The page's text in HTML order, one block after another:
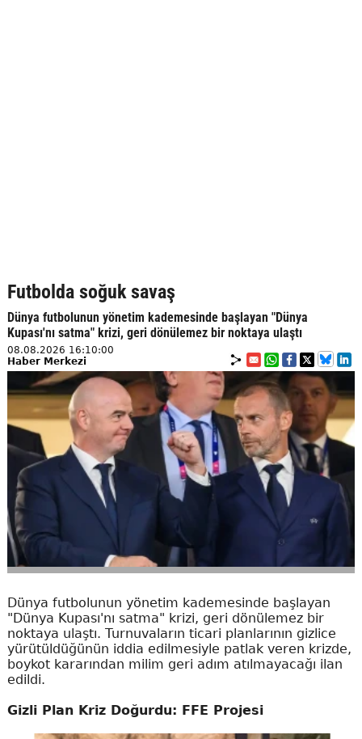
Futbolda soğuk savaş
Dünya futbolunun yönetim kademesinde başlayan "Dünya
Kupası'nı satma" krizi, geri dönülemez bir noktaya ulaştı
08.08.2026 16:10:00
Haber Merkezi
Dünya futbolunun yönetim kademesinde başlayan
"Dünya Kupası'nı satma" krizi, geri dönülemez bir
noktaya ulaştı. Turnuvaların ticari planlarının gizlice
yürütüldüğünün iddia edilmesiyle patlak veren krizde,
boykot kararından milim geri adım atılmayacağı ilan
edildi.
Gizli Plan Kriz Doğurdu: FFE Projesi